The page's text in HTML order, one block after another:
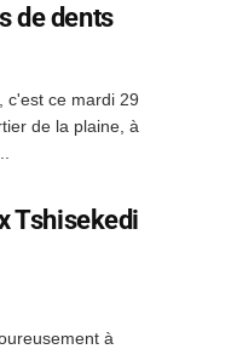
de dents
c'est ce mardi 29
de la plaine, à
Tshisekedi
à